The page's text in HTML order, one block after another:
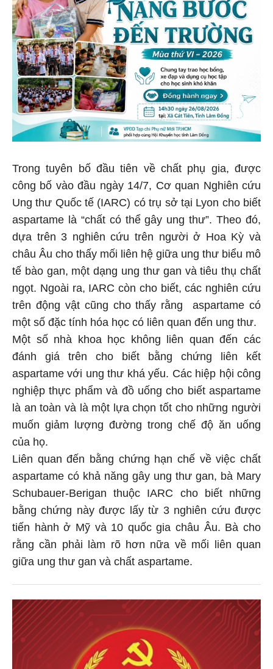
Trong tuyên bố đầu tiên về chất phụ gia, được
công bố vào đầu ngày 14/7, Cơ quan Nghiên cứu
Ung thư Quốc tế (IARC) có trụ sở tại Lyon cho biết
aspartame là “chất có thể gây ung thư”. Theo đó,
dựa trên 3 nghiên cứu trên người ở Hoa Kỳ và
châu Âu cho thấy mối liên hệ giữa ung thư biểu mô
tế bào gan, một dạng ung thư gan và tiêu thụ chất
ngọt. Ngoài ra, IARC còn cho biết, các nghiên cứu
trên động vật cũng cho thấy rằng aspartame có
một số đặc tính hóa học có liên quan đến ung thư.
Một số nhà khoa học không liên quan đến các
đánh giá trên cho biết bằng chứng liên kết
aspartame với ung thư khá yếu. Các hiệp hội công
nghiệp thực phẩm và đồ uống cho biết aspartame
là an toàn và là một lựa chọn tốt cho những người
muốn giảm lượng đường trong chế độ ăn uống
của họ.
Liên quan đến bằng chứng hạn chế về việc chất
aspartame có khả năng gây ung thư gan, bà Mary
Schubauer-Berigan thuộc IARC cho biết những
bằng chứng này được lấy từ 3 nghiên cứu được
tiến hành ở Mỹ và 10 quốc gia châu Âu. Bà cho
rằng cần phải làm rõ hơn nữa về mối liên quan
giữa ung thư gan và chất aspartame.